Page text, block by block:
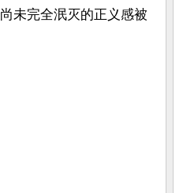
未完全泯灭的正义感被